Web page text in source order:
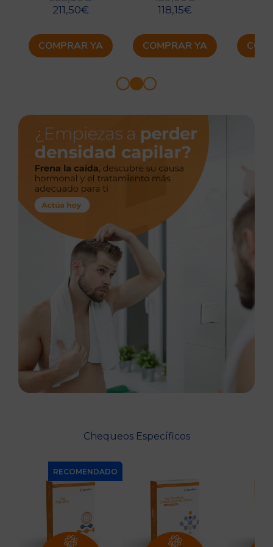
211,50€
COMPRAR YA
118,15€
COMPRAR YA
Chequeos Específicos
RECOMENDADO